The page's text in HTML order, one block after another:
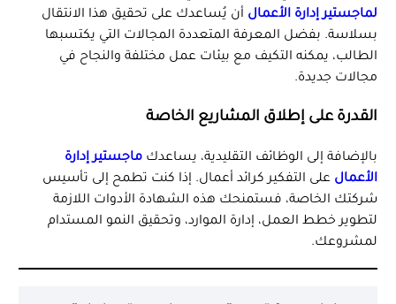
لماجستير إدارة الأعمال أن يُساعدك على تحقيق هذا الانتقال
بسلاسة. بفضل المعرفة المتعددة المجالات التي يكتسبها
الطالب، يمكنه التكيف مع بيئات عمل مختلفة والنجاح في
مجالات جديدة.
القدرة على إطلاق المشاريع الخاصة
بالإضافة إلى الوظائف التقليدية، يساعدك ماجستير إدارة
الأعمال على التفكير كرائد أعمال. إذا كنت تطمح إلى تأسيس
شركتك الخاصة، فستمنحك هذه الشهادة الأدوات اللازمة
لتطوير خطط العمل، إدارة الموارد، وتحقيق النمو المستدام
لمشروعك.